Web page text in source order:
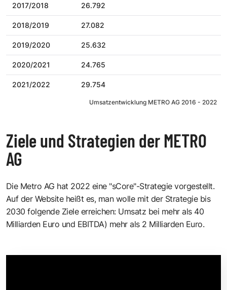
2017/2018 26.792
2018/2019 27.082
2019/2020 25.632
2020/2021 24.765
2021/2022 29.754
Umsatzentwicklung METRO AG 2016 - 2022
Ziele und Strategien der METRO
AG
Die Metro AG hat 2022 eine "sCore"-Strategie vorgestellt.
Auf der Website heißt es, man wolle mit der Strategie bis
2030 folgende Ziele erreichen: Umsatz bei mehr als 40
Milliarden Euro und EBITDA) mehr als 2 Milliarden Euro.